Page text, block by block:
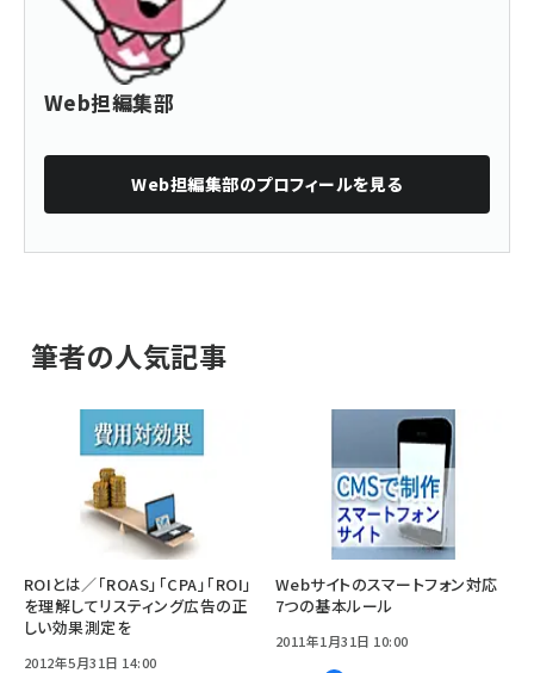
Web担編集部
Web担編集部のプロフィールを見る
筆者の人気記事
ROIとは／「ROAS」「CPA」「ROI」
を理解してリスティング広告の正
しい効果測定を
2012年5月31日 14:00
Webサイトのスマートフォン対応
7つの基本ルール
2011年1月31日 10:00